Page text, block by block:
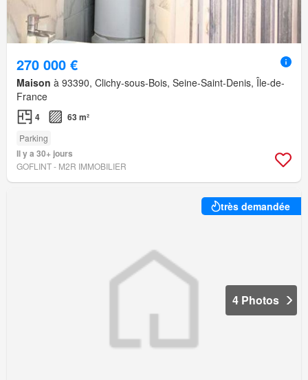
270 000 €
Maison à 93390, Clichy-sous-Bois, Seine-Saint-Denis, Île-de-
France
4 63 m²
Parking
Il y a 30+ jours
GOFLINT - M2R IMMOBILIER
très demandée
4 Photos